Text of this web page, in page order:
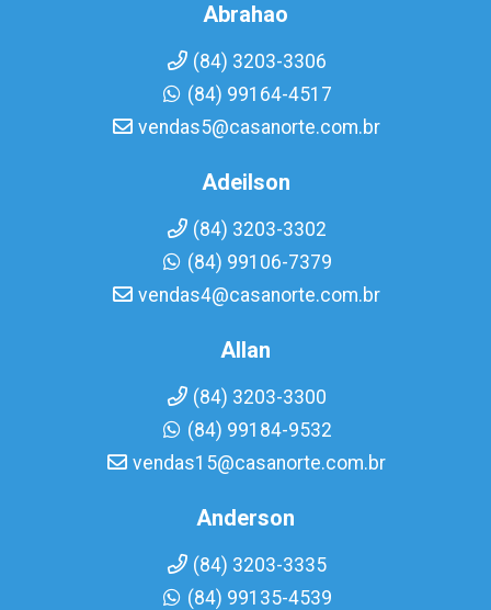
Abrahao
(84) 3203-3306
(84) 99164-4517
vendas5@casanorte.com.br
Adeilson
(84) 3203-3302
(84) 99106-7379
vendas4@casanorte.com.br
Allan
(84) 3203-3300
(84) 99184-9532
vendas15@casanorte.com.br
Anderson
(84) 3203-3335
(84) 99135-4539